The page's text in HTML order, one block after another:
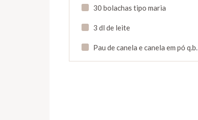
30 bolachas tipo maria
3 dl de leite
Pau de canela e canela em pó q.b.